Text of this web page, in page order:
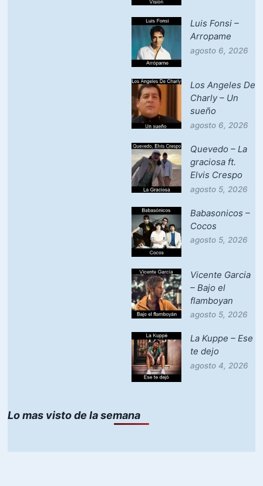
Luis Fonsi –
Arropame
agosto 6, 2026
Los Angeles De
Charly – Un
sueño
agosto 6, 2026
Quevedo – La
graciosa ft.
Elvis Crespo
agosto 5, 2026
Babasonicos –
Cocos
agosto 5, 2026
Vicente Garcia
– Bajo el
flamboyan
agosto 5, 2026
La Kuppe – Ese
te dejo
agosto 4, 2026
Lo mas visto de la semana